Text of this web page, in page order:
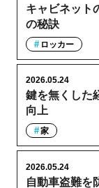
キャビネット
の秘訣
ロッカー
鍵を無くした
向上
2026.05.24
家
自動車盗難を
2026.05.24